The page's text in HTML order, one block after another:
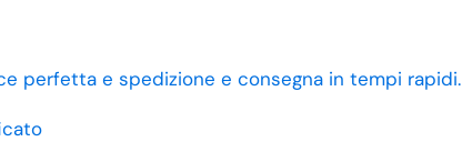
perfetta e spedizione e consegna in tempi rapidi.